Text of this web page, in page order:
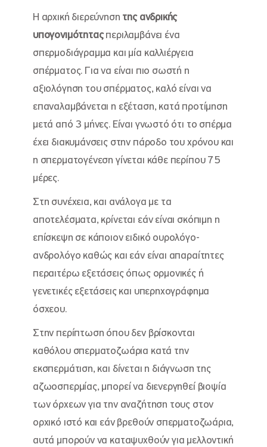
Η αρχική διερεύνηση της ανδρικής
υπογονιμότηταςπεριλαμβάνει ένα
σπερμοδιάγραμμα και μία καλλιέργεια
σπέρματος. Για να είναι πιο σωστή η
αξιολόγηση του σπέρματος, καλό είναι να
επαναλαμβάνεται η εξέταση, κατά προτίμηση
μετά από 3 μήνες. Είναι γνωστό ότι το σπέρμα
έχει διακυμάνσεις στην πάροδο του χρόνου και
η σπερματογένεση γίνεται κάθε περίπου 75
μέρες.
Στη συνέχεια, και ανάλογα με τα
αποτελέσματα, κρίνεται εάν είναι σκόπιμη η
επίσκεψη σε κάποιον ειδικό ουρολόγο-
ανδρολόγο καθώς και εάν είναι απαραίτητες
περαιτέρω εξετάσεις όπως ορμονικές ή
γενετικές εξετάσεις και υπερηχογράφημα
όσχεου.
Στην περίπτωση όπου δεν βρίσκονται
καθόλου σπερματοζωάρια κατά την
εκσπερμάτιση, και δίνεται η διάγνωση της
αζωοσπερμίας, μπορεί να διενεργηθεί βιοψία
των όρχεων για την αναζήτηση τους στον
ορχικό ιστό και εάν βρεθούν σπερματοζωάρια,
αυτά μπορούν να καταψυχθούν για μελλοντική